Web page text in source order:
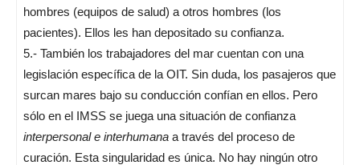
hombres (equipos de salud) a otros hombres (los
pacientes). Ellos les han depositado su confianza.
5.- También los trabajadores del mar cuentan con una
legislación específica de la OIT. Sin duda, los pasajeros que
surcan mares bajo su conducción confían en ellos. Pero
sólo en el IMSS se juega una situación de confianza
interpersonal e interhumana a través del proceso de
curación. Esta singularidad es única. No hay ningún otro